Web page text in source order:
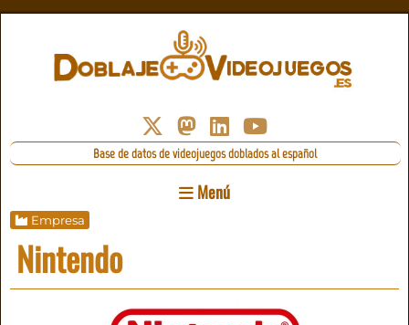
Base de datos de videojuegos doblados al español
Menú
Empresa
Nintendo